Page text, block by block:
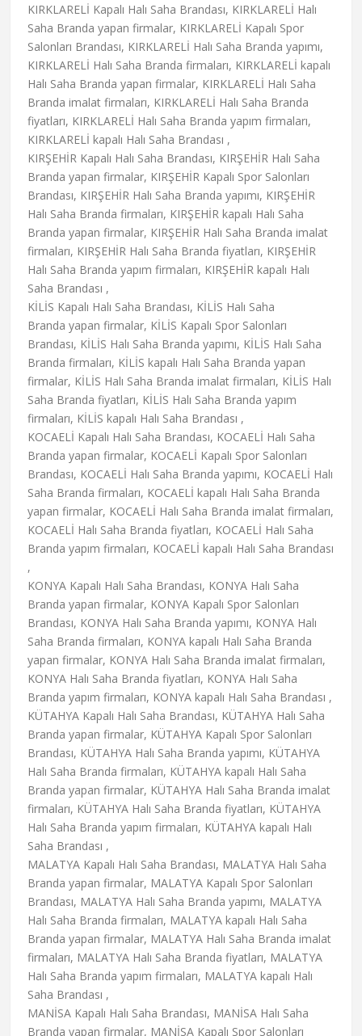
KIRKLARELİ Kapalı Halı Saha Brandası, KIRKLARELİ Halı
Saha Branda yapan firmalar, KIRKLARELİ Kapalı Spor
Salonları Brandası, KIRKLARELİ Halı Saha Branda yapımı,
KIRKLARELİ Halı Saha Branda firmaları, KIRKLARELİ kapalı
Halı Saha Branda yapan firmalar, KIRKLARELİ Halı Saha
Branda imalat firmaları, KIRKLARELİ Halı Saha Branda
fiyatları, KIRKLARELİ Halı Saha Branda yapım firmaları,
KIRKLARELİ kapalı Halı Saha Brandası ,
KIRŞEHİR Kapalı Halı Saha Brandası, KIRŞEHİR Halı Saha
Branda yapan firmalar, KIRŞEHİR Kapalı Spor Salonları
Brandası, KIRŞEHİR Halı Saha Branda yapımı, KIRŞEHİR
Halı Saha Branda firmaları, KIRŞEHİR kapalı Halı Saha
Branda yapan firmalar, KIRŞEHİR Halı Saha Branda imalat
firmaları, KIRŞEHİR Halı Saha Branda fiyatları, KIRŞEHİR
Halı Saha Branda yapım firmaları, KIRŞEHİR kapalı Halı
Saha Brandası ,
KİLİS Kapalı Halı Saha Brandası, KİLİS Halı Saha
Branda yapan firmalar, KİLİS Kapalı Spor Salonları
Brandası, KİLİS Halı Saha Branda yapımı, KİLİS Halı Saha
Branda firmaları, KİLİS kapalı Halı Saha Branda yapan
firmalar, KİLİS Halı Saha Branda imalat firmaları, KİLİS Halı
Saha Branda fiyatları, KİLİS Halı Saha Branda yapım
firmaları, KİLİS kapalı Halı Saha Brandası ,
KOCAELİ Kapalı Halı Saha Brandası, KOCAELİ Halı Saha
Branda yapan firmalar, KOCAELİ Kapalı Spor Salonları
Brandası, KOCAELİ Halı Saha Branda yapımı, KOCAELİ Halı
Saha Branda firmaları, KOCAELİ kapalı Halı Saha Branda
yapan firmalar, KOCAELİ Halı Saha Branda imalat firmaları,
KOCAELİ Halı Saha Branda fiyatları, KOCAELİ Halı Saha
Branda yapım firmaları, KOCAELİ kapalı Halı Saha Brandası
,
KONYA Kapalı Halı Saha Brandası, KONYA Halı Saha
Branda yapan firmalar, KONYA Kapalı Spor Salonları
Brandası, KONYA Halı Saha Branda yapımı, KONYA Halı
Saha Branda firmaları, KONYA kapalı Halı Saha Branda
yapan firmalar, KONYA Halı Saha Branda imalat firmaları,
KONYA Halı Saha Branda fiyatları, KONYA Halı Saha
Branda yapım firmaları, KONYA kapalı Halı Saha Brandası ,
KÜTAHYA Kapalı Halı Saha Brandası, KÜTAHYA Halı Saha
Branda yapan firmalar, KÜTAHYA Kapalı Spor Salonları
Brandası, KÜTAHYA Halı Saha Branda yapımı, KÜTAHYA
Halı Saha Branda firmaları, KÜTAHYA kapalı Halı Saha
Branda yapan firmalar, KÜTAHYA Halı Saha Branda imalat
firmaları, KÜTAHYA Halı Saha Branda fiyatları, KÜTAHYA
Halı Saha Branda yapım firmaları, KÜTAHYA kapalı Halı
Saha Brandası ,
MALATYA Kapalı Halı Saha Brandası, MALATYA Halı Saha
Branda yapan firmalar, MALATYA Kapalı Spor Salonları
Brandası, MALATYA Halı Saha Branda yapımı, MALATYA
Halı Saha Branda firmaları, MALATYA kapalı Halı Saha
Branda yapan firmalar, MALATYA Halı Saha Branda imalat
firmaları, MALATYA Halı Saha Branda fiyatları, MALATYA
Halı Saha Branda yapım firmaları, MALATYA kapalı Halı
Saha Brandası ,
MANİSA Kapalı Halı Saha Brandası, MANİSA Halı Saha
Branda yapan firmalar, MANİSA Kapalı Spor Salonları